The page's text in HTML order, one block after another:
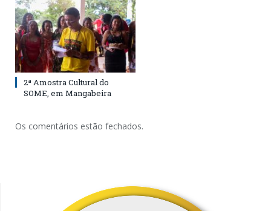
2ª Amostra Cultural do
SOME, em Mangabeira
Os comentários estão fechados.